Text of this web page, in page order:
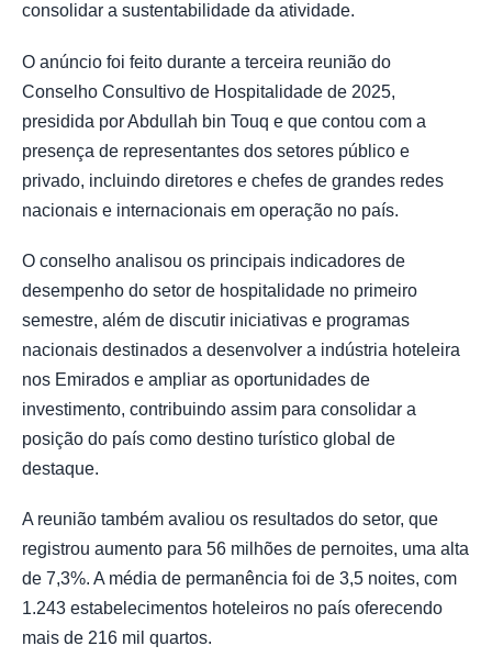
consolidar a sustentabilidade da atividade.
O anúncio foi feito durante a terceira reunião do
Conselho Consultivo de Hospitalidade de 2025,
presidida por Abdullah bin Touq e que contou com a
presença de representantes dos setores público e
privado, incluindo diretores e chefes de grandes redes
nacionais e internacionais em operação no país.
O conselho analisou os principais indicadores de
desempenho do setor de hospitalidade no primeiro
semestre, além de discutir iniciativas e programas
nacionais destinados a desenvolver a indústria hoteleira
nos Emirados e ampliar as oportunidades de
investimento, contribuindo assim para consolidar a
posição do país como destino turístico global de
destaque.
A reunião também avaliou os resultados do setor, que
registrou aumento para 56 milhões de pernoites, uma alta
de 7,3%. A média de permanência foi de 3,5 noites, com
1.243 estabelecimentos hoteleiros no país oferecendo
mais de 216 mil quartos.